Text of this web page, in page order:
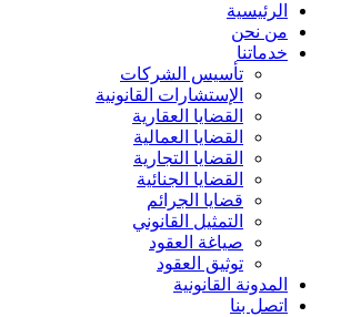
الرئيسية
من نحن
خدماتنا
تأسيس الشركات
الإستشارات القانونية
القضايا العقارية
القضايا العمالية
القضايا التجارية
القضايا الجنائية
قضايا الجرائم
التمثيل القانوني
صياغة العقود
توثيق العقود
المدونة القانونية
اتصل بنا